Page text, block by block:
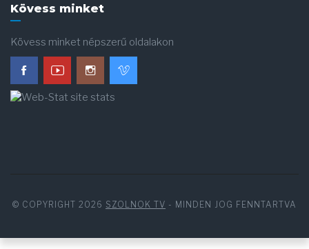
Kövess minket
Kövess minket népszerű oldalakon
© COPYRIGHT 2026 SZOLNOK TV - MINDEN JOG FENNTARTVA